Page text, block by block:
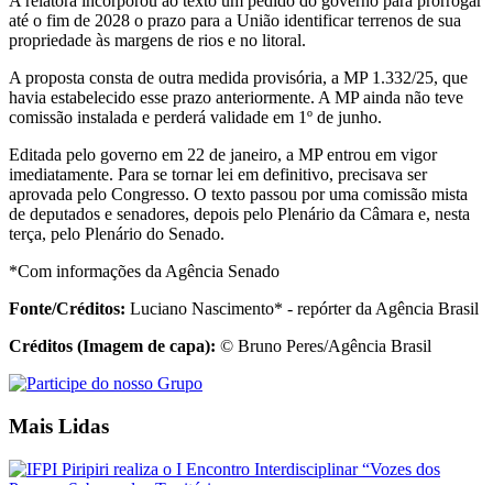
até o fim de 2028 o prazo para a União identificar terrenos de sua
propriedade às margens de rios e no litoral.
A proposta consta de outra medida provisória, a MP 1.332/25, que
havia estabelecido esse prazo anteriormente. A MP ainda não teve
comissão instalada e perderá validade em 1º de junho.
Editada pelo governo em 22 de janeiro, a MP entrou em vigor
imediatamente. Para se tornar lei em definitivo, precisava ser
aprovada pelo Congresso. O texto passou por uma comissão mista
de deputados e senadores, depois pelo Plenário da Câmara e, nesta
terça, pelo Plenário do Senado.
*Com informações da Agência Senado
Fonte/Créditos: Luciano Nascimento* - repórter da Agência Brasil
Créditos (Imagem de capa): © Bruno Peres/Agência Brasil
Mais Lidas